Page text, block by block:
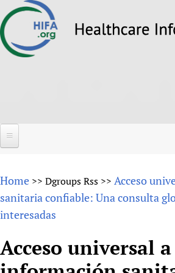
to
About
Overview
Why HIFA is needed
Vision and Strategy
Forums
HIFA (Healthcare Information
How to use the HIFA forums
Projects
Home >> Dgroups Rss >> Acceso
sanitaria confiable: Una consulta
interesadas
Acceso universal a